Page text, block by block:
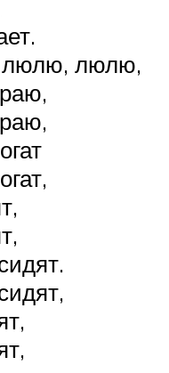
люлю,